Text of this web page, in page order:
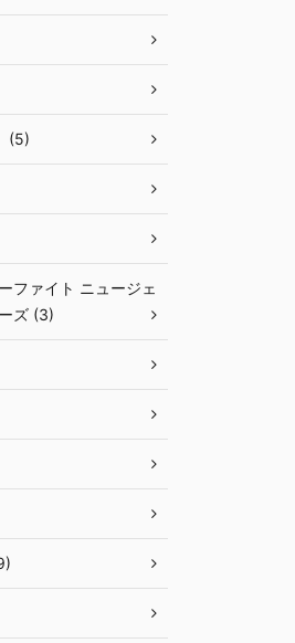
(5)
ファイト ニュージェ
ズ (3)